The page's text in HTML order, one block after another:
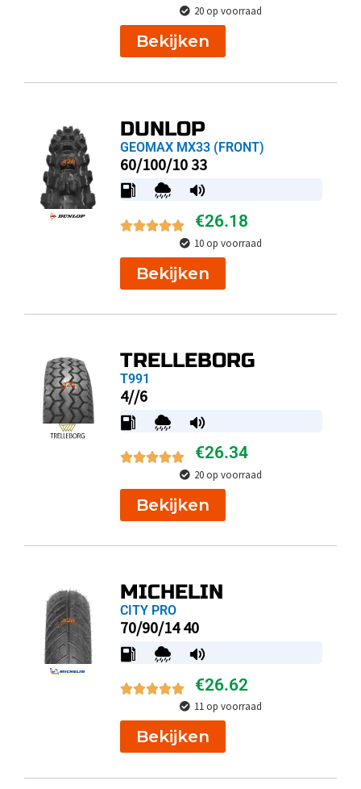
20 op voorraad
Bekijken
DUNLOP
GEOMAX MX33 (FRONT)
60/100/10 33
€26.18
10 op voorraad
Bekijken
TRELLEBORG
T991
4//6
€26.34
20 op voorraad
Bekijken
MICHELIN
CITY PRO
70/90/14 40
€26.62
11 op voorraad
Bekijken